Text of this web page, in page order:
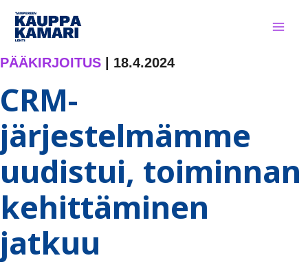
Siirry
sisältöön
PÄÄKIRJOITUS 18.4.2024
CRM-
järjestelmämme
uudistui, toiminnan
kehittäminen
jatkuu